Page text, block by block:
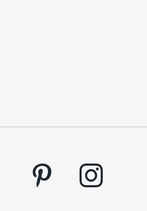
pinterest instagram